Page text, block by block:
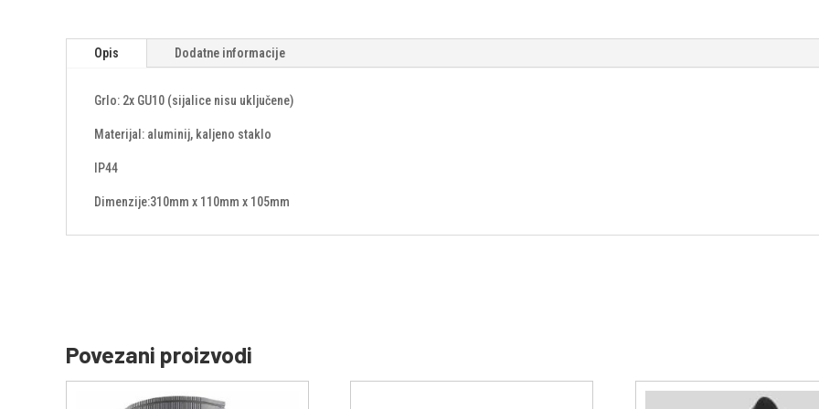
Opis Dodatne informacije
Grlo: 2x GU10 (sijalice nisu uključene)
Materijal: aluminij, kaljeno staklo
IP44
Dimenzije:310mm x 110mm x 105mm
Povezani proizvodi